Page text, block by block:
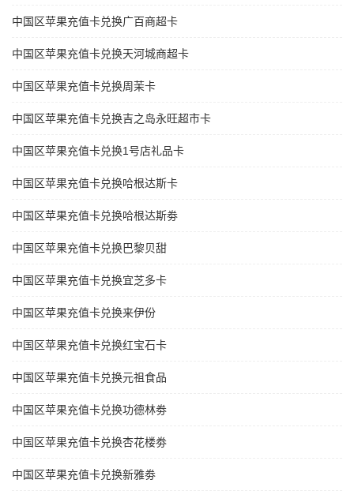
中国区苹果充值卡兑换广百商超卡
中国区苹果充值卡兑换天河城商超卡
中国区苹果充值卡兑换周茉卡
中国区苹果充值卡兑换吉之岛永旺超市卡
中国区苹果充值卡兑换1号店礼品卡
中国区苹果充值卡兑换哈根达斯卡
中国区苹果充值卡兑换哈根达斯劵
中国区苹果充值卡兑换巴黎贝甜
中国区苹果充值卡兑换宜芝多卡
中国区苹果充值卡兑换来伊份
中国区苹果充值卡兑换红宝石卡
中国区苹果充值卡兑换元祖食品
中国区苹果充值卡兑换功德林劵
中国区苹果充值卡兑换杏花楼劵
中国区苹果充值卡兑换新雅劵